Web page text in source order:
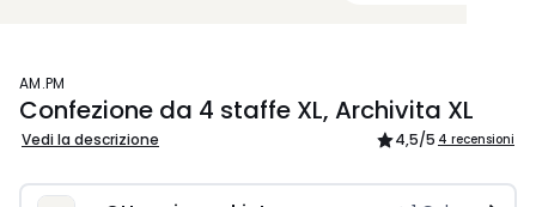
AM.PM
Confezione da 4 staffe XL, Archivita XL
Vedi la descrizione 4,5/5 4 recensioni